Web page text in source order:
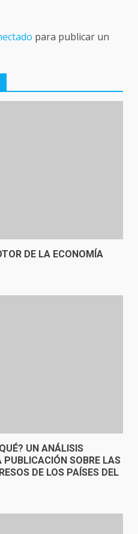
para publicar un
DE LA ECONOMÍA
UN ANÁLISIS
SOBRE LAS
DE LOS PAÍSES DEL